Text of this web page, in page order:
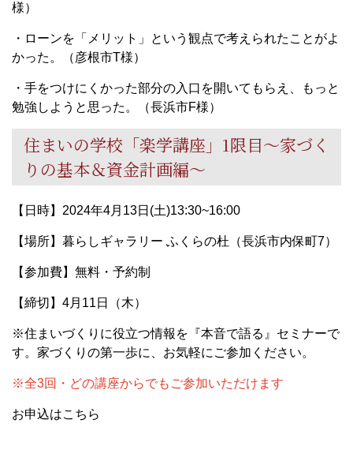
様）
・ローンを「メリット」という観点で考えられたことがよ
かった。（彦根市T様）
・手をつけにくかった部分の入口を開いてもらえ、もっと
勉強しようと思った。（長浜市F様）
住まいの学校「楽学講座」1限目～家づく
りの基本＆資金計画編～
【日時】2024年4月13日(土)13:30~16:00
【場所】暮らしギャラリー ふくらの杜（長浜市内保町7）
【参加費】無料・予約制
【締切】4月11日（木）
※住まいづくりに役立つ情報を『本音で語る』セミナーで
す。家づくりの第一歩に、お気軽にご参加ください。
※全3回・どの講座からでもご参加いただけます
お申込はこちら